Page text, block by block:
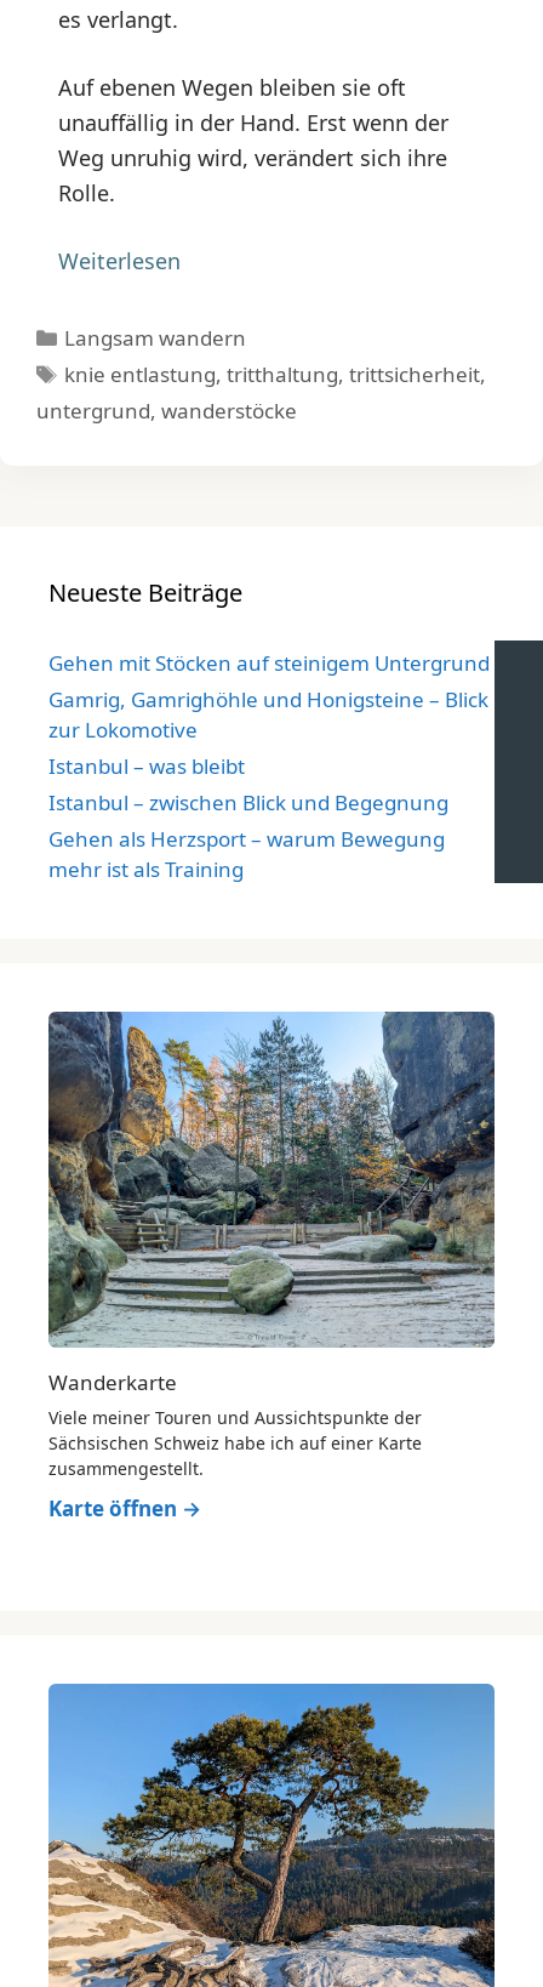
es verlangt.
Auf ebenen Wegen bleiben sie oft
unauffällig in der Hand. Erst wenn der
Weg unruhig wird, verändert sich ihre
Rolle.
Weiterlesen
Kategorien
Langsam wandern
Schlagwörter
knie entlastung,tritthaltung,trittsicherheit,
untergrund, wanderstöcke
Neueste Beiträge
Gehen mit Stöcken auf steinigem Untergrund
Gamrig, Gamrighöhle und Honigsteine – Blick
zur Lokomotive
Istanbul – was bleibt
Istanbul – zwischen Blick und Begegnung
Gehen als Herzsport – warum Bewegung
mehr ist als Training
Wanderkarte
Viele meiner Touren und Aussichtspunkte der
Sächsischen Schweiz habe ich auf einer Karte
zusammengestellt.
Karte öffnen →